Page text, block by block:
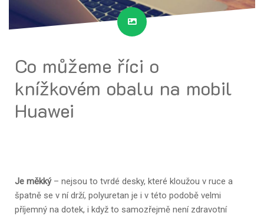
Co můžeme říci o
knížkovém obalu na mobil
Huawei
Je měkký– nejsou to tvrdé desky, které kloužou v ruce a
špatně se v ní drží, polyuretan je i v této podobě velmi
příjemný na dotek, i když to samozřejmě není zdravotní